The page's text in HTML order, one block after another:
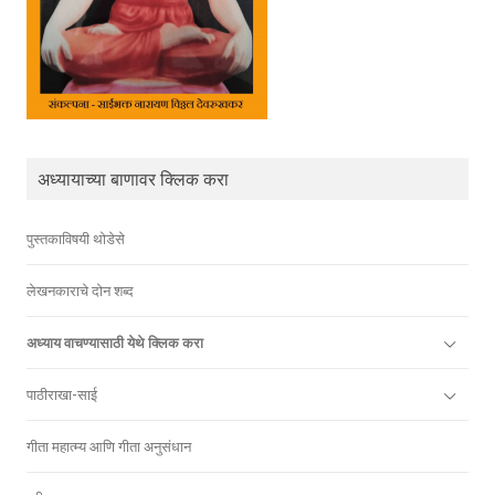
अध्यायाच्या बाणावर क्लिक करा
पुस्तकाविषयी थोडेसे
लेखनकाराचे दोन शब्द
अध्याय वाचण्यासाठी येथे क्लिक करा
पाठीराखा-साई
गीता महात्म्य आणि गीता अनुसंधान